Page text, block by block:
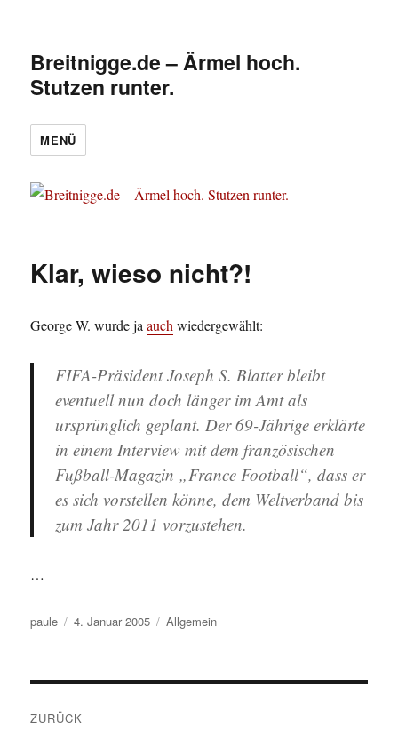
Breitnigge.de – Ärmel hoch.
Stutzen runter.
MENÜ
Klar, wieso nicht?!
George W. wurde jaauchwiedergewählt:
FIFA-Präsident Joseph S. Blatter bleibt
eventuell nun doch länger im Amt als
ursprünglich geplant. Der 69-Jährige erklärte
in einem Interview mit dem französischen
Fußball-Magazin „France Football“, dass er
es sich vorstellen könne, dem Weltverband bis
zum Jahr 2011 vorzustehen.
…
Autor
paule
Veröffentlicht
4. Januar 2005 Kategorien
Allgemein
ZURÜCK